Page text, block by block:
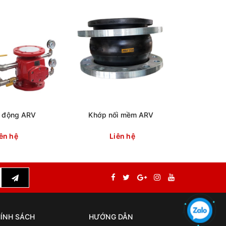
ARV
hệ
Khớp nối mềm ARV
Liên hệ
SÁCH HƯỚNG DẪN